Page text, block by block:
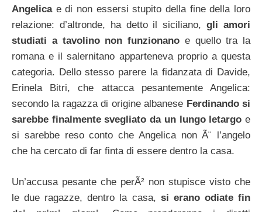
Angelicae di non essersi stupito della fine della loro
relazione: d’altronde, ha detto il siciliano, gli amori
studiati a tavolino non funzionano e quello tra la
romana e il salernitano apparteneva proprio a questa
categoria. Dello stesso parere la fidanzata di Davide,
Erinela Bitri, che attacca pesantemente Angelica:
secondo la ragazza di origine albanese Ferdinando si
sarebbe finalmente svegliato da un lungo letargo e
si sarebbe reso conto che Angelica non Ã¨ l’angelo
che ha cercato di far finta di essere dentro la casa.
Un’accusa pesante che perÃ² non stupisce visto che
le due ragazze, dentro la casa, si erano odiate fin